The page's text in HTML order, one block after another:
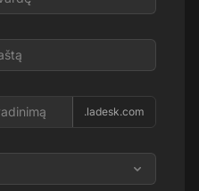
.ladesk.com